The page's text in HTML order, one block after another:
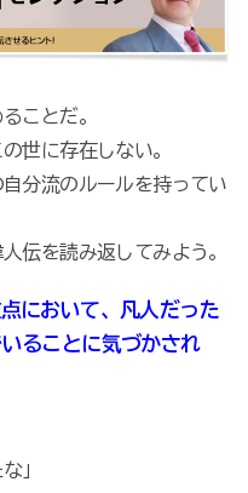
ことだ。
世に存在しない。
分流のルールを持ってい
伝を読み返してみよう。
において、凡人だった
ることに気づかされ
」